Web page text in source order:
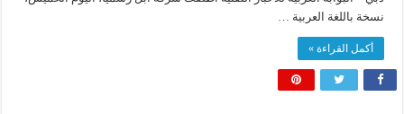
نسخة باللغة العربية …
أكمل القراءة »